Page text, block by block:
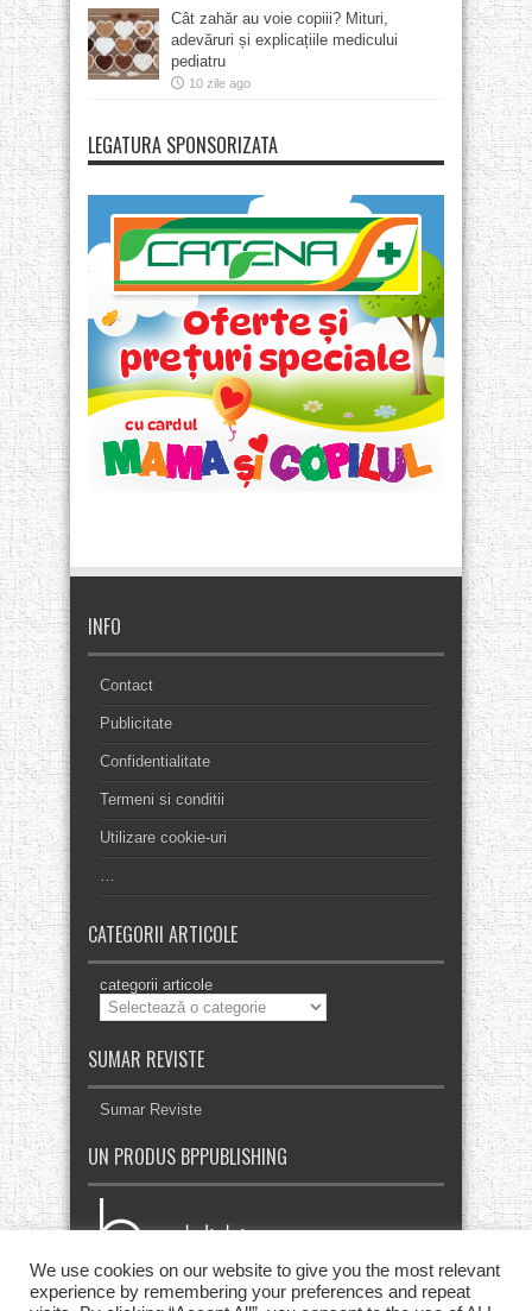
Cât zahăr au voie copiii? Mituri,
adevăruri și explicațiile medicului
pediatru
10 zile ago
LEGATURA SPONSORIZATA
INFO
Contact
Publicitate
Confidentialitate
Termeni si conditii
Utilizare cookie-uri
…
CATEGORII ARTICOLE
categorii articole
SUMAR REVISTE
Sumar Reviste
UN PRODUS BPPUBLISHING
We use cookies on our website to give you the most relevant
experience by remembering your preferences and repeat